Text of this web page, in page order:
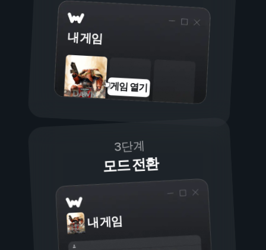
내 게임
게임 열기
3단계
모드 전환
내 게임